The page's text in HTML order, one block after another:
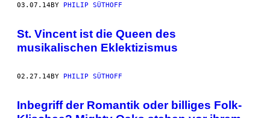
THIS
AUTHOR
03.07.14BY PHILIP SÜTHOFF
St. Vincent ist die Queen des
musikalischen Eklektizismus
02.27.14BY PHILIP SÜTHOFF
Inbegriff der Romantik oder billiges Folk-